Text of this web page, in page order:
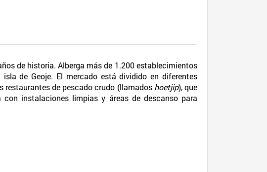
de historia. Alberga más de 1.200 establecimientos
de Geoje. El mercado está dividido en diferentes
restaurantes de pescado crudo (llamados hoetjip), que
instalaciones limpias y áreas de descanso para